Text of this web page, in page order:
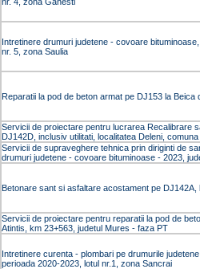
Intretinere drumuri judetene - covoare
nr. 5, zona Saulia
Reparatii la pod de beton armat pe DJ153 la Beica
Servicii de proiectare pentru lucrarea Recalibrare
DJ142D, inclusiv utilitati, localitatea Deleni,
Servicii de supraveghere tehnica prin diriginti de
drumuri judetene - covoare bituminoase - 2023,
Betonare sant si asfaltare acostament pe DJ142A,
Servicii de proiectare pentru reparatii la pod de
Atintis, km 23+563, judetul Mures - faza PT
Intretinere curenta - plombari pe drumurile
perioada 2020-2023, lotul nr.1, zona Sancrai